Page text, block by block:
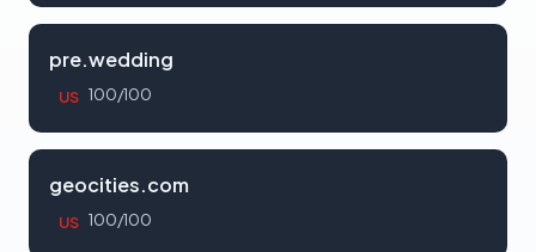
pre.wedding
US 100/100
geocities.com
US 100/100